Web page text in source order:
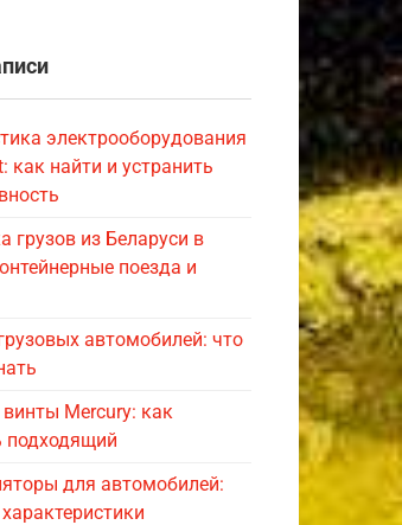
электрооборудования
как найти и устранить
грузов из Беларуси в
поезда и
автомобилей: что
Mercury: как
подходящий
для автомобилей: